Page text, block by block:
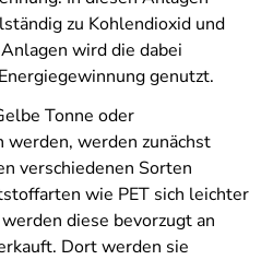
zu Kohlendioxid und
wird die dabei
genutzt.
Tonne oder
werden zunächst
verschiedenen Sorten
wie PET sich leichter
diese bevorzugt an
Dort werden sie